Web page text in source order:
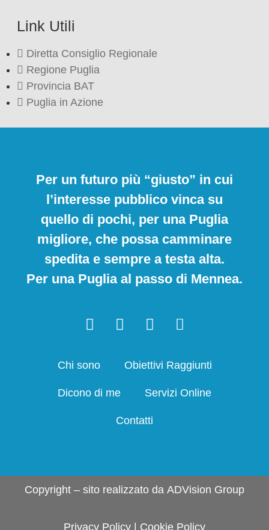
Link Utili
Diretta Consiglio Regionale
Regione Puglia
Provincia BAT
Puglia in Azione
Per un futuro più “giusto” in cui
l’interesse pubblico vinca su
quello di pochi, per una Puglia
migliore, che possa camminare
spedita e sempre a testa alta.
Per una Puglia al passo di Mennea.
Chi sono Obiettivi Raggiunti
Dicono di me Servizi Online
Contatti
Copyright – sito realizzato da ADVision Group
Privacy Policy | Cookie Policy